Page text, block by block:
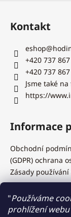
"Používáme
prohlížení
Kontakt
eshop@
+420 737
+420 737
Jsme také
https://
Informace
Obchodní
(GDPR) ochrana
Zásady